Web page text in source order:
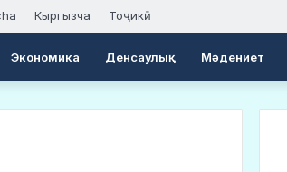
Кыргызча Тоҷикӣ
Экономика Денсаулық Мәдениет